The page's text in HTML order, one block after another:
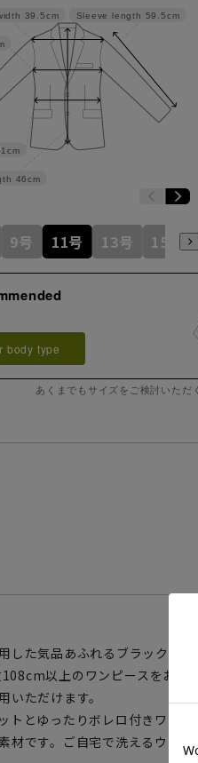
Sleeve length 59.5cm
46cm
39.5cm
9号 11号 13号 15号
body type
あくまでもサイズをご検討いただ
した気品あふれるブラックフォ
以上のワンピースをお選
いただけます。
トとゆったりボレロ付きワン
材です。ご自宅で洗えるウォ